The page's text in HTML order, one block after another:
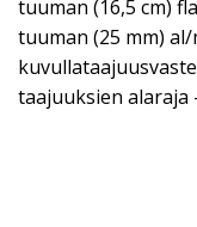
tuuman (16,5 cm)
tuuman (25 mm)
taajuuksien alaraja